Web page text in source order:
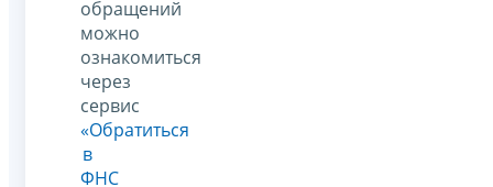
обращений
можно
ознакомиться
через
сервис
«Обратиться
в
ФНС